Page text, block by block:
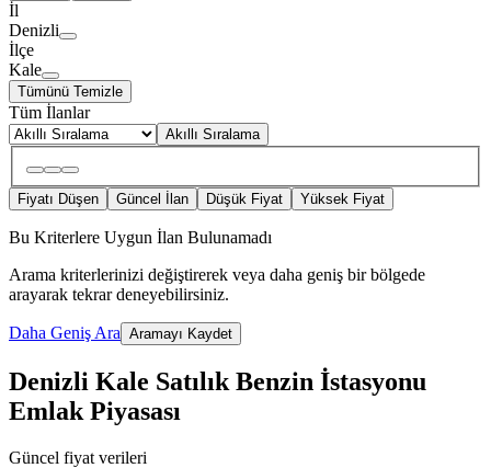
İl
Denizli
İlçe
Kale
Tümünü Temizle
Tüm İlanlar
Akıllı Sıralama
Fiyatı Düşen Güncel İlan Düşük Fiyat Yüksek Fiyat
Bu Kriterlere Uygun İlan Bulunamadı
Arama kriterlerinizi değiştirerek veya daha geniş bir bölgede
arayarak tekrar deneyebilirsiniz.
Daha Geniş Ara Aramayı Kaydet
Denizli Kale Satılık Benzin İstasyonu
Emlak Piyasası
Güncel fiyat verileri